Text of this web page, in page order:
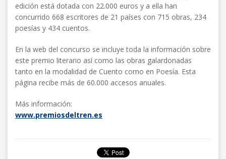
edición está dotada con 22.000 euros y a ella han
concurrido 668 escritores de 21 países con 715 obras, 234
poesías y 434 cuentos.
En la web del concurso se incluye toda la información sobre
este premio literario así como las obras galardonadas
tanto en la modalidad de Cuento como en Poesía. Esta
página recibe más de 60.000 accesos anuales.
Más información:
www.premiosdeltren.es